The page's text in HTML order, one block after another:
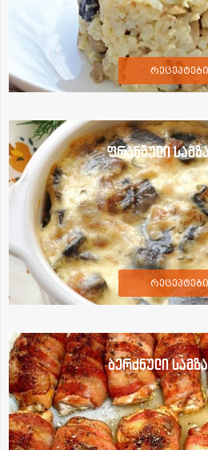
რეცეპტები
ფრანგული
რეცეპტები
ბერძნული